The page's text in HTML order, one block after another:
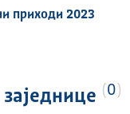
АЖУРИРАЊА
ресурса:
приходи 2023
0